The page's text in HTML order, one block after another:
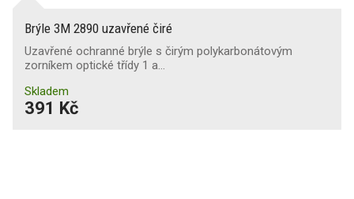
Brýle 3M 2890 uzavřené čiré
Uzavřené ochranné brýle s čirým polykarbonátovým
zorníkem optické třídy 1 a…
Skladem
391 Kč